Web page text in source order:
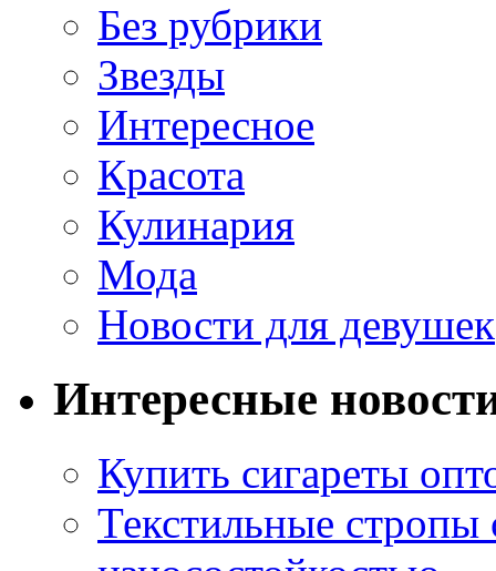
Без рубрики
Звезды
Интересное
Красота
Кулинария
Мода
Новости для девушек
Интересные
Купить сигареты
Текстильные